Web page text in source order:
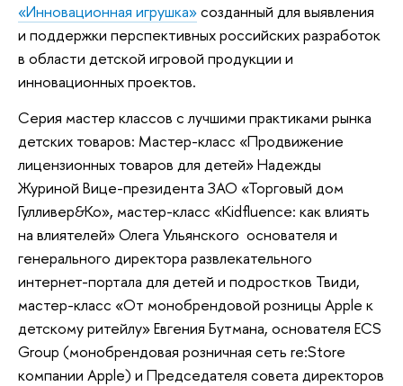
«Инновационная игрушка»созданный для выявления
и поддержки перспективных российских разработок
в области детской игровой продукции и
инновационных проектов.
Серия мастер классов с лучшими практиками рынка
детских товаров: Мастер-класс «Продвижение
лицензионных товаров для детей» Надежды
Журиной Вице-президента ЗАО «Торговый дом
Гулливер&Ко», мастер-класс «Kidfluence: как влиять
на влиятелей» Олега Ульянского основателя и
генерального директора развлекательного
интернет-портала для детей и подростков Твиди,
мастер-класс «От монобрендовой розницы Apple к
детскому ритейлу» Евгения Бутмана, основателя ECS
Group (монобрендовая розничная сеть re:Store
компании Apple) и Председателя совета директоров